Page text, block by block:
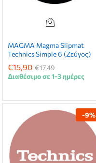
MAGMA Magma Slipmat
Technics Simple 6 (Ζεύγος)
€15,90 €17,49
Διαθέσιμο σε 1-3 ημέρες
-9%